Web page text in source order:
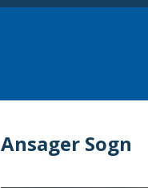
Ansager Sogn